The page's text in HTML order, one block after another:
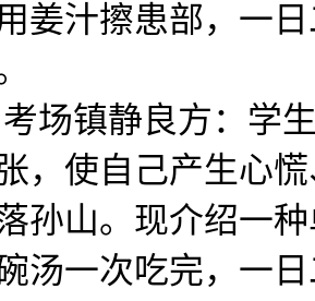
姜汁擦患部，一
场镇静良方：学
，使自己产生心
孙山。现介绍一
汤一次吃完，一